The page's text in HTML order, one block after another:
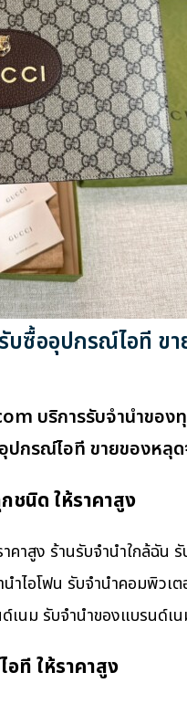
บซื้ออุปกรณ์ไอที ข
บริการรับจำนำขอ
ปกรณ์ไอที ขายของหลุด
ชนิด ให้ราคาสูง
าสูง ร้านรับจํานําใกล้ฉัน
ำไอโฟน รับจำนำคอมพิวเ
เนม รับจำนำของแบรนด์เ
ที ให้ราคาสูง